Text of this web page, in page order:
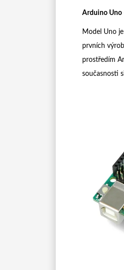
Arduino Uno
Model Uno
prvních
prostředím
současnosti